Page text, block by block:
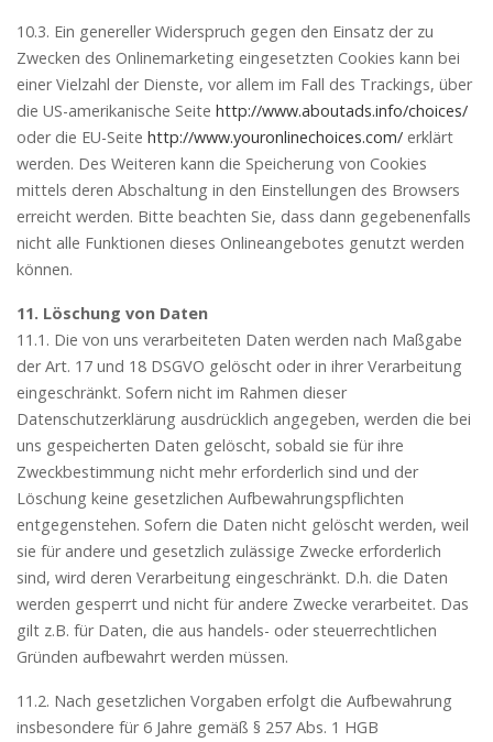
10.3. Ein genereller Widerspruch gegen den Einsatz der zu
Zwecken des Onlinemarketing eingesetzten Cookies kann bei
einer Vielzahl der Dienste, vor allem im Fall des Trackings, über
die US-amerikanische Seite http://www.aboutads.info/choices/
oder die EU-Seite http://www.youronlinechoices.com/ erklärt
werden. Des Weiteren kann die Speicherung von Cookies
mittels deren Abschaltung in den Einstellungen des Browsers
erreicht werden. Bitte beachten Sie, dass dann gegebenenfalls
nicht alle Funktionen dieses Onlineangebotes genutzt werden
können.
11. Löschung von Daten
11.1. Die von uns verarbeiteten Daten werden nach Maßgabe
der Art. 17 und 18 DSGVO gelöscht oder in ihrer Verarbeitung
eingeschränkt. Sofern nicht im Rahmen dieser
Datenschutzerklärung ausdrücklich angegeben, werden die bei
uns gespeicherten Daten gelöscht, sobald sie für ihre
Zweckbestimmung nicht mehr erforderlich sind und der
Löschung keine gesetzlichen Aufbewahrungspflichten
entgegenstehen. Sofern die Daten nicht gelöscht werden, weil
sie für andere und gesetzlich zulässige Zwecke erforderlich
sind, wird deren Verarbeitung eingeschränkt. D.h. die Daten
werden gesperrt und nicht für andere Zwecke verarbeitet. Das
gilt z.B. für Daten, die aus handels- oder steuerrechtlichen
Gründen aufbewahrt werden müssen.
11.2. Nach gesetzlichen Vorgaben erfolgt die Aufbewahrung
insbesondere für 6 Jahre gemäß § 257 Abs. 1 HGB